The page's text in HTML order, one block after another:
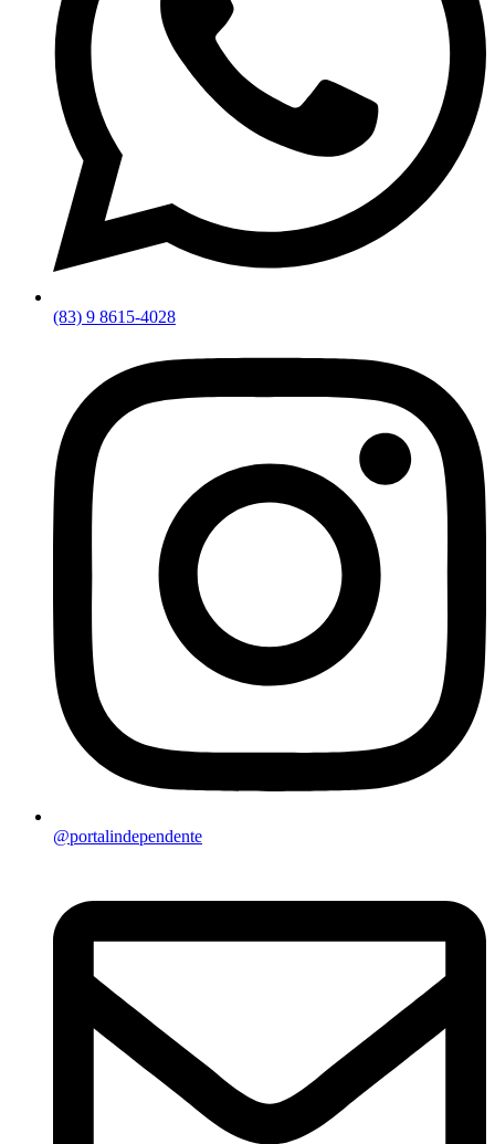
(83) 9 8615-4028
@portalindependente